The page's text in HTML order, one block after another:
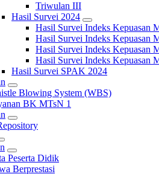
Triwulan III
Hasil Survei 2024
Hasil Survei Indeks Kepuasan
Hasil Survei Indeks Kepuasan
Hasil Survei Indeks Kepuasan
Hasil Survei Indeks Kepuasan
Hasil Survei SPAK 2024
Blowing System (WBS)
BK MTsN 1
Peserta Didik
Berprestasi